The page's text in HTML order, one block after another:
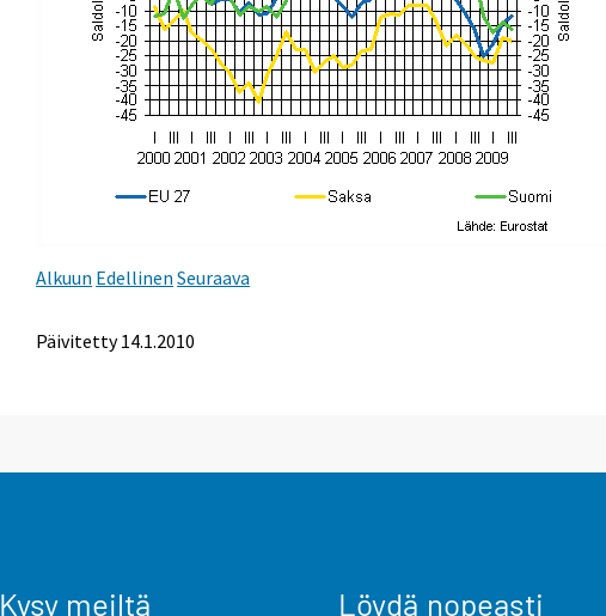
Alkuun Edellinen Seuraava
Päivitetty14.1.2010
Kysy meiltä Löydä nopeasti